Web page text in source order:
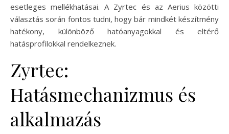
esetleges mellékhatásai. A Zyrtec és az Aerius közötti
választás során fontos tudni, hogy bár mindkét készítmény
hatékony, különböző hatóanyagokkal és eltérő
hatásprofilokkal rendelkeznek.
Zyrtec:
Hatásmechanizmus és
alkalmazás